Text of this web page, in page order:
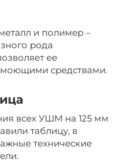
и полимер –
рода
ее
моющими средствами.
всех УШМ на 125 мм
таблицу, в
технические